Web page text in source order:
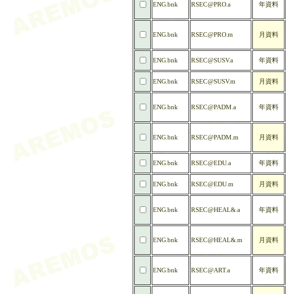
ENG.bnk RSEC@PRO.a 年資料
ENG.bnk RSEC@PRO.m 月資料
ENG.bnk RSEC@SUSV.a 年資料
ENG.bnk RSEC@SUSV.m 月資料
ENG.bnk RSEC@PADM.a 年資料
ENG.bnk RSEC@PADM.m 月資料
ENG.bnk RSEC@EDU.a 年資料
ENG.bnk RSEC@EDU.m 月資料
ENG.bnk RSEC@HEAL&.a 年資料
ENG.bnk RSEC@HEAL&.m 月資料
ENG.bnk RSEC@ART.a 年資料